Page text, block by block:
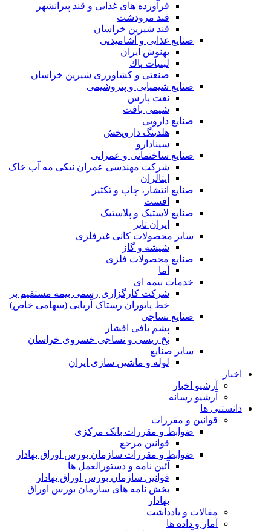
فرآورده های غذایی و قند پیرانشهر
قند مرودشت
قند شیرین خراسان
صنایع غذايی و آشاميدنی
بهنوش ایران
لبنيات پاك
صنعتی و کشاورزی شیرین خراسان
صنایع شیمیایی و پتروشیمی
نفت پارس
شیمی بافت
صنایع دارویی
هلدینگ داروپخش
سینادارو
صنایع ساختمانی و عمرانی
شرکت مهندسی عمران نیکی مه آب خاک
ایتالران
صنایع انتشار، چاپ و تکثير
افست
صنایع لاستیک و پلاستیک
ایران تایر
ساير محصولات كانی غيرفلزی
شیشه و گاز
صنایع محصولات فلزی
آما
خدمات بیمه ای
شرکت کارگزاری رسمی بیمه مستقیم بر
خط پایوران رستاک آریایی (سهامی خاص)
صنایع نساجی
پشم بافی افشار
نخ ریسی و نساجی خسروی خراسان
سایر صنایع
لوله و ماشین سازی ایران
اخبار
آرشیو اخبار
آرشیو رسانه
دانستنی ها
قوانین و مقررات
ضوابط و مقررات بانک مرکزی
قوانين مرجع
ضوابط و مقررات سازمان بورس اوراق بهادار
آئین نامه و دستورالعمل ها
قوانین سازمان بورس اوراق بهادار
بخش نامه های سازمان بورس اوراق
بهادار
مقالات و یادداشت
آمار و داده ها